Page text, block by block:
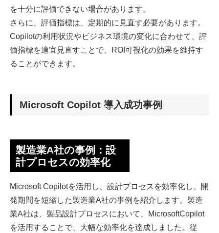
を十分に評価できない場合があります。
さらに、評価指標は、定期的に見直す必要があります。
Copilotの利用状況やビジネス環境の変化に合わせて、評
価指標を適宜見直すことで、ROI可視化の効果を維持す
ることができます。
Microsoft Copilot 導入成功事例
製造業A社の事例：設
計プロセスの効率化
Microsoft Copilotを活用し、設計プロセスを効率化し、開
発期間を短縮した製造業A社の事例を紹介します。製造
業A社は、製品設計プロセスにおいて、MicrosoftCopilot
を活用することで、大幅な効率化を達成しました。従